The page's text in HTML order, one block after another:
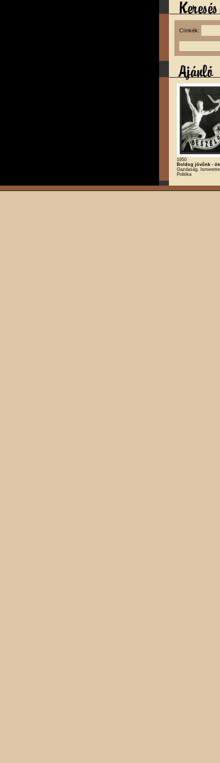
Címkék:
1950
Boldog jövőnk -
Gazdaság,
Politika